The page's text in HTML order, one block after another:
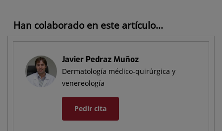
Han colaborado en este artículo...
Javier Pedraz Muñoz
Dermatología médico-quirúrgica y
venereología
Pedir cita